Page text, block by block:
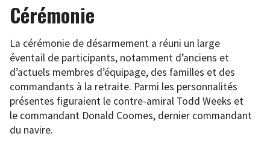
Cérémonie
La cérémonie de désarmement a réuni un large
éventail de participants, notamment d’anciens et
d’actuels membres d’équipage, des familles et des
commandants à la retraite. Parmi les personnalités
présentes figuraient le contre-amiral Todd Weeks et
le commandant Donald Coomes, dernier commandant
du navire.